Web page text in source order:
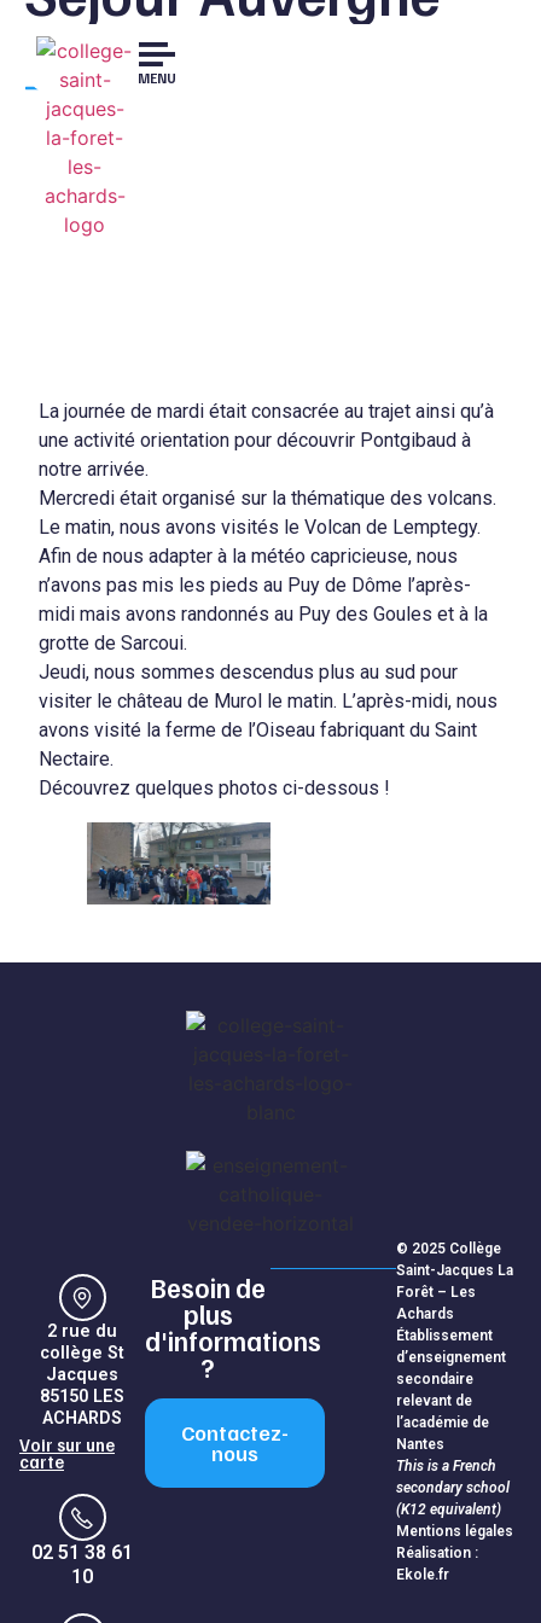
MENU
4ème
NIVEAU 4ÈME
La journée de mardi était consacrée au trajet ainsi qu’à
une activité orientation pour découvrir Pontgibaud à
notre arrivée.
Mercredi était organisé sur la thématique des volcans.
Le matin, nous avons visités le Volcan de Lemptegy.
Afin de nous adapter à la météo capricieuse, nous
n’avons pas mis les pieds au Puy de Dôme l’après-
midi mais avons randonnés au Puy des Goules et à la
grotte de Sarcoui.
Jeudi, nous sommes descendus plus au sud pour
visiter le château de Murol le matin. L’après-midi, nous
avons visité la ferme de l’Oiseau fabriquant du Saint
Nectaire.
Découvrez quelques photos ci-dessous !
2 rue du
collège St
Jacques
85150 LES
ACHARDS
Voir sur une
carte
02 51 38 61
10
Besoin de
plus
d'informations
?
Contactez-
nous
© 2025 Collège
Saint-Jacques La
Forêt – Les
Achards
Établissement
d’enseignement
secondaire
relevant de
l’académie de
Nantes
This is a French
secondary school
(K12 equivalent)
Mentions légales
Réalisation :
Ekole.fr